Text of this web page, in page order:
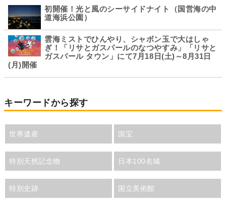
初開催！光と風のシーサイドナイト（国営海の中
道海浜公園）
雲海ミストでひんやり、シャボン玉で大はしゃ
ぎ！「リサとガスパールのなつやすみ」「リサと
ガスパール タウン」にて7月18日(土)～8月31日
(月)開催
キーワードから探す
世界遺産 国宝
特別天然記念物 日本100名城
特別史跡 国立美術館